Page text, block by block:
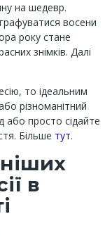
на шедевр.
восени
року стане
знімків. Далі
то ідеальним
різноманітний
або просто сідайте
Більше тут.
в